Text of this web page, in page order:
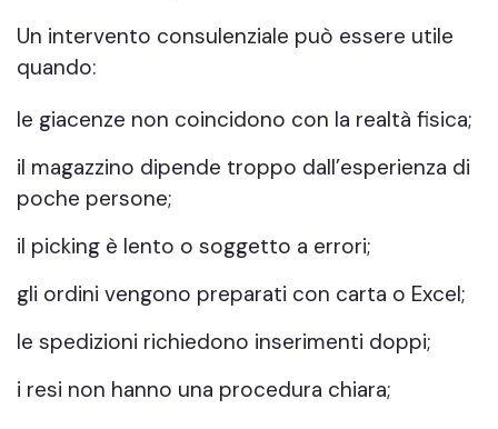
Un intervento consulenziale può essere utile
quando:
le giacenze non coincidono con la realtà fisica;
il magazzino dipende troppo dall’esperienza di
poche persone;
il picking è lento o soggetto a errori;
gli ordini vengono preparati con carta o Excel;
le spedizioni richiedono inserimenti doppi;
i resi non hanno una procedura chiara;